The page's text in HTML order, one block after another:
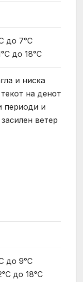
до 7°C
до 18°C
и ниска
на денот
периоди и
ветер
до 9°C
до 18°C